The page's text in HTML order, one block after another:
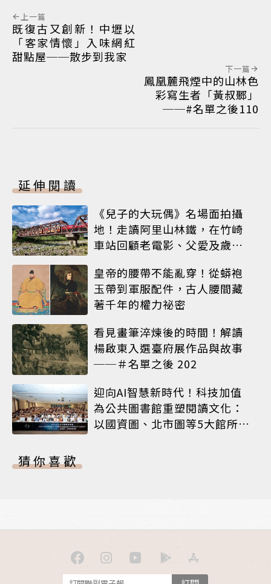
上一篇
既復古又創新！中壢以
「客家情懷」入味網紅
甜點屋──散步到我家
下一篇
鳳凰麓飛煙中的山林色
彩寫生者「黃叔鄹」
──#名單之後110
延伸閱讀
《兒子的大玩偶》名場面拍攝
地！走讀阿里山林鐵，在竹崎
車站回顧老電影、父愛及歲月
皇帝的腰帶不能亂穿！從蟒袍
玉帶到軍服配件，古人腰間藏
著千年的權力祕密
看見畫筆淬煉後的時間！解讀
楊啟東入選臺府展作品與故事
──＃名單之後 202
迎向AI智慧新時代！科技加值
為公共圖書館重塑閱讀文化：
以國資圖、北市圖等5大館所為
猜你喜歡